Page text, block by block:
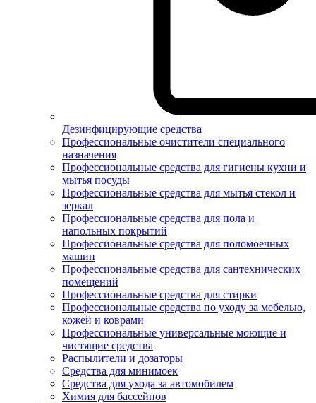
Дезинфицирующие средства
Профессиональные очистители специального
назначения
Профессиональные средства для гигиены кухни и
мытья посуды
Профессиональные средства для мытья стекол и
зеркал
Профессиональные средства для пола и
напольных покрытий
Профессиональные средства для поломоечных
машин
Профессиональные средства для сантехнических
помещений
Профессиональные средства для стирки
Профессиональные средства по уходу за мебелью,
кожей и коврами
Профессиональные универсальные моющие и
чистящие средства
Распылители и дозаторы
Средства для минимоек
Средства для ухода за автомобилем
Химия для бассейнов